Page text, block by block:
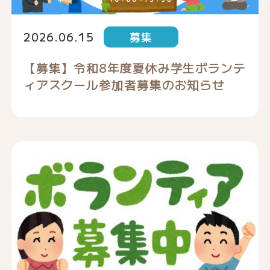
2026.06.15 募集
【募集】令和8年度夏休み学生ボランテ
ィアスクール参加者募集のお知らせ